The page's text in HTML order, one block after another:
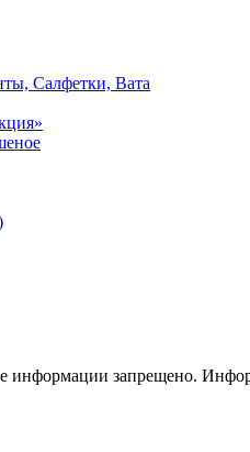
Салфетки, Вата
запрещено.